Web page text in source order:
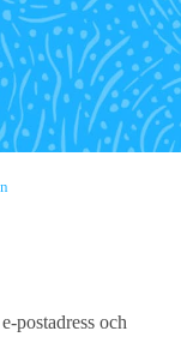
postadress och